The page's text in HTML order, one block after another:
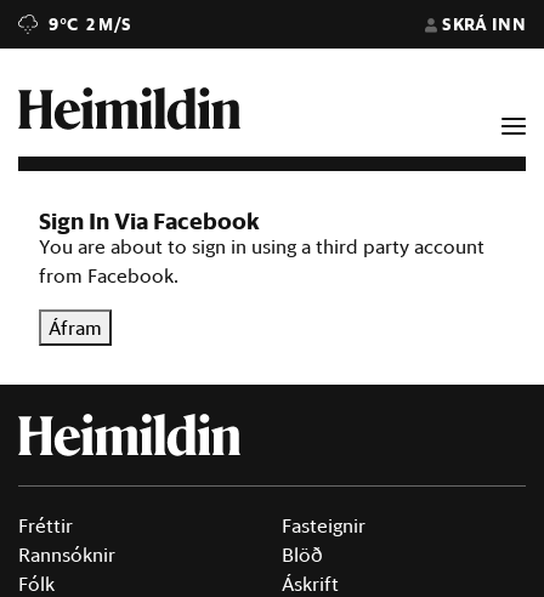
9°C 2 M/S SKRÁ INN
Sign In Via Facebook
You are about to sign in using a third party account
from Facebook.
Áfram
Fréttir
Rannsóknir
Fólk
Fasteignir
Blöð
Áskrift